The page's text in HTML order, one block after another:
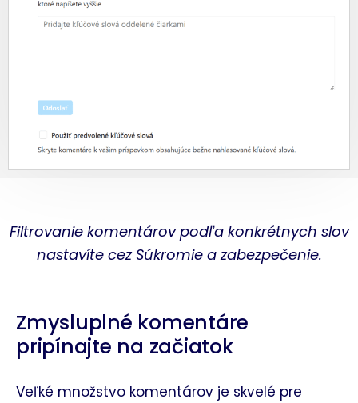
Filtrovanie komentárov podľa konkrétnych slov
nastavíte cez Súkromie a zabezpečenie.
Zmysluplné komentáre
pripínajte na začiatok
Veľké množstvo komentárov je skvelé pre